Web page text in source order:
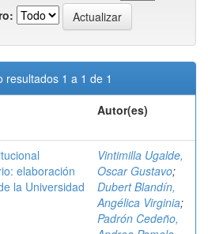
resultados 1 a 1 de 1
Autor(es)
elaboración
la Universidad
Vintimilla Ugalde,
Oscar Gustavo;
Dubert Blandín,
Angélica Virginia;
Padrón Cedeño,